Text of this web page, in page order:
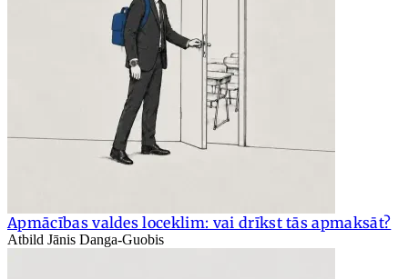
Apmācības valdes loceklim: vai drīkst tās apmaksāt?
Atbild Jānis Danga-Guobis